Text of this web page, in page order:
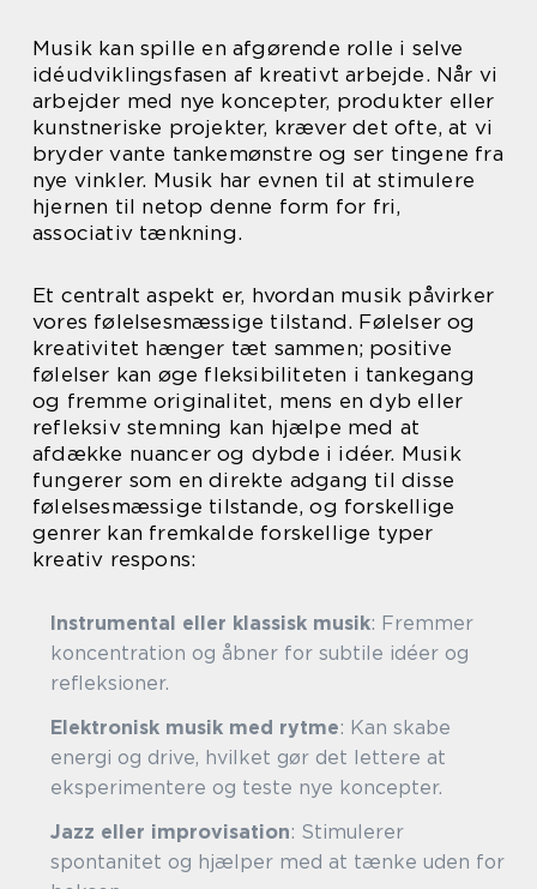
Musik kan spille en afgørende rolle i selve
idéudviklingsfasen af kreativt arbejde. Når vi
arbejder med nye koncepter, produkter eller
kunstneriske projekter, kræver det ofte, at vi
bryder vante tankemønstre og ser tingene fra
nye vinkler. Musik har evnen til at stimulere
hjernen til netop denne form for fri,
associativ tænkning.
Et centralt aspekt er, hvordan musik påvirker
vores følelsesmæssige tilstand. Følelser og
kreativitet hænger tæt sammen; positive
følelser kan øge fleksibiliteten i tankegang
og fremme originalitet, mens en dyb eller
refleksiv stemning kan hjælpe med at
afdække nuancer og dybde i idéer. Musik
fungerer som en direkte adgang til disse
følelsesmæssige tilstande, og forskellige
genrer kan fremkalde forskellige typer
kreativ respons:
Instrumental eller klassisk musik: Fremmer
koncentration og åbner for subtile idéer og
refleksioner.
Elektronisk musik med rytme: Kan skabe
energi og drive, hvilket gør det lettere at
eksperimentere og teste nye koncepter.
Jazz eller improvisation: Stimulerer
spontanitet og hjælper med at tænke uden for